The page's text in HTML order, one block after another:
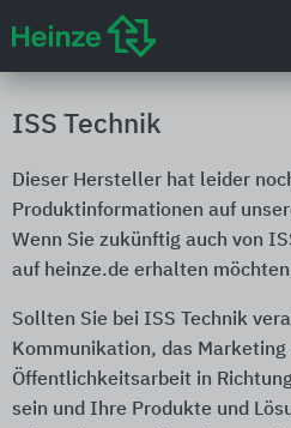
ISS Technik
Dieser Hersteller hat leider
Produktinformationen auf
Wenn Sie zukünftig auch von
auf heinze.de erhalten
Sollten Sie bei ISS Technik
Kommunikation, das
Öffentlichkeitsarbeit in
sein und Ihre Produkte und